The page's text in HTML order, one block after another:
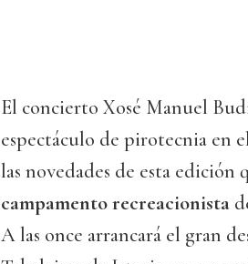
El concierto Xosé Manuel
espectáculo de pirotecnia en
las novedades de esta
campamento recreacionista
A las once arrancará el gran